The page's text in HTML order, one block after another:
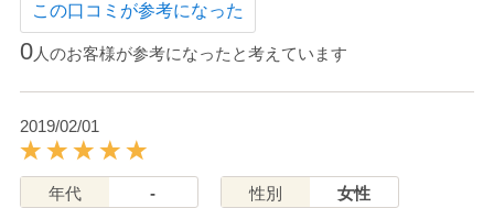
この口コミが参考になった
0人のお客様が参考になったと考えています
2019/02/01
年代 - 性別 女性